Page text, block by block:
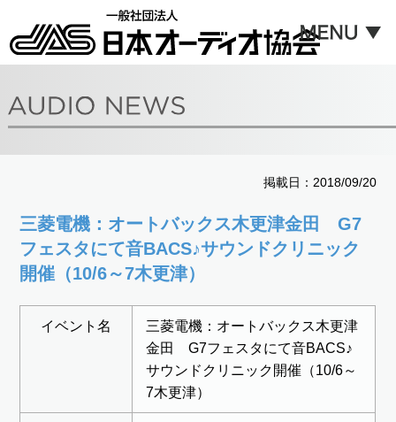
掲載日：2018/09/20
三菱電機：オートバックス木更津金田 G7
フェスタにて音BACS♪サウンドクリニック
開催（10/6～7木更津）
イベント名
三菱電機：オートバックス木更津
金田 G7フェスタにて音BACS♪
サウンドクリニック開催（10/6～
7木更津）